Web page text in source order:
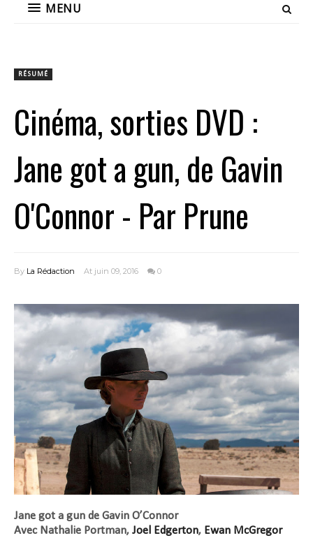
MENU
RÉSUMÉ
Cinéma, sorties DVD :
Jane got a gun, de Gavin
O'Connor - Par Prune
By La Rédaction At juin 09, 2016 0
Jane got a gun de Gavin O’Connor
Avec Nathalie Portman, Joel Edgerton, Ewan McGregor